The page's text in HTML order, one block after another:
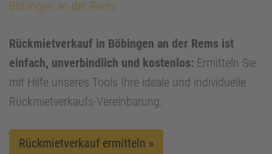
Böbingen an der Rems
Rückmietverkauf in Böbingen an der Rems ist
einfach, unverbindlich und kostenlos: Ermitteln Sie
mit Hilfe unseres Tools Ihre ideale und individuelle
Rückmietverkaufs-Vereinbarung.
Rückmietverkauf ermitteln »